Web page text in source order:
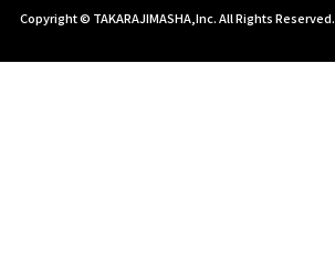
Copyright © TAKARAJIMASHA,Inc. All Rights Reserved.